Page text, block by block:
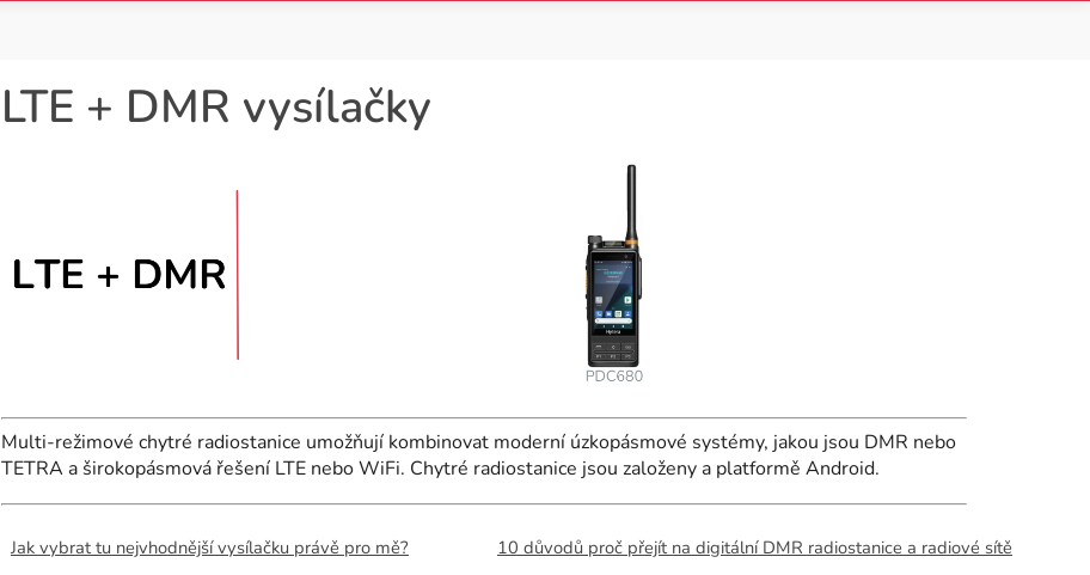
LTE + DMR vysílačky
Multi-režimové chytré radiostanice umožňují kombinovat moderní úzkopásmové systémy, jakou jsou DMR nebo
TETRA a širokopásmová řešení LTE nebo WiFi. Chytré radiostanice jsou založeny a platformě Android.
Jak vybrat tu nejvhodnější vysílačku právě pro mě? 10 důvodů proč přejít na digitální DMR radiostanice a radiové sítě